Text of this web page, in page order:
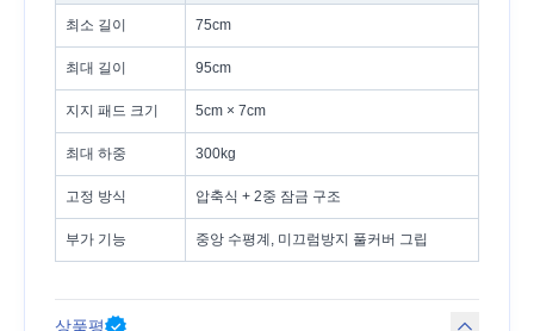
최소 길이 75cm
최대 길이 95cm
지지 패드 크기 5cm × 7cm
최대 하중 300kg
고정 방식 압축식 + 2중 잠금 구조
부가 기능 중앙 수평계, 미끄럼방지 풀커버 그립
상품평